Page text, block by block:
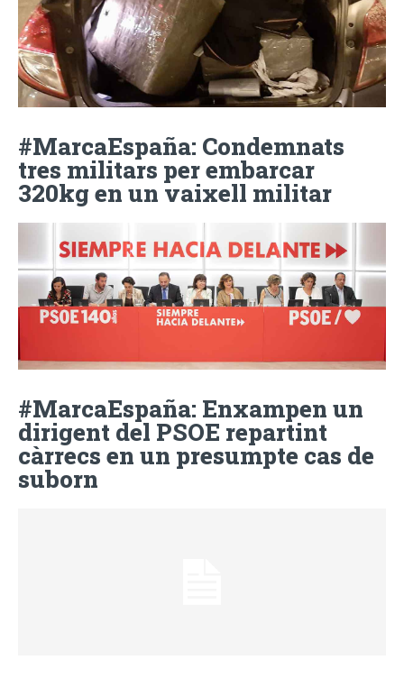
#MarcaEspaña: Condemnats
tres militars per embarcar
320kg en un vaixell militar
#MarcaEspaña: Enxampen un
dirigent del PSOE repartint
càrrecs en un presumpte cas de
suborn